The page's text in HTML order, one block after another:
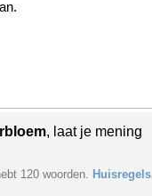
, laat je mening
120 woorden. Huisregels